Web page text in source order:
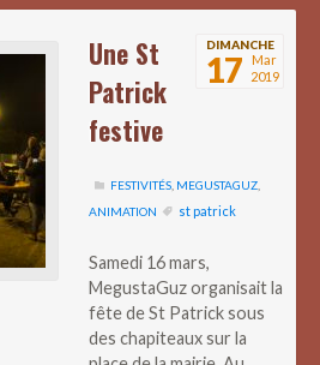
DIMANCHE
17
Mar
2019
Une St
Patrick
festive
FESTIVITÉS MEGUSTAGUZ
ANIMATION
st patrick
Samedi 16 mars,
MegustaGuz organisait la
fête de St Patrick sous
des chapiteaux sur la